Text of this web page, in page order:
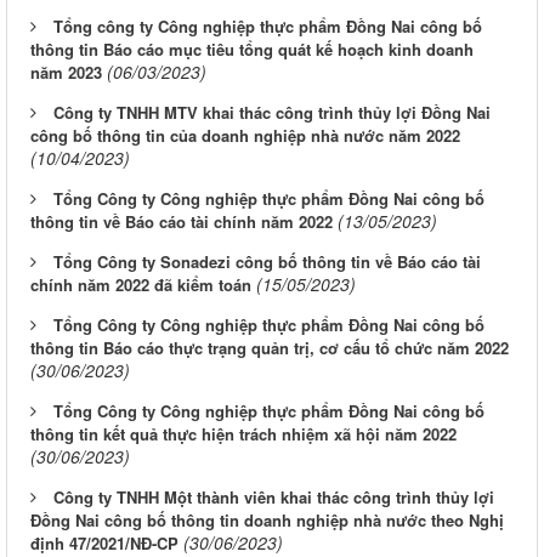
Tổng công ty Công nghiệp thực phẩm Đồng Nai công bố
thông tin Báo cáo mục tiêu tổng quát kế hoạch kinh doanh
năm 2023 (06/03/2023)
Công ty TNHH MTV khai thác công trình thủy lợi Đồng Nai
công bố thông tin của doanh nghiệp nhà nước năm 2022
(10/04/2023)
Tổng Công ty Công nghiệp thực phẩm Đồng Nai công bố
thông tin về Báo cáo tài chính năm 2022 (13/05/2023)
Tổng Công ty Sonadezi công bố thông tin về Báo cáo tài
chính năm 2022 đã kiểm toán (15/05/2023)
Tổng Công ty Công nghiệp thực phẩm Đồng Nai công bố
thông tin Báo cáo thực trạng quản trị, cơ cấu tổ chức năm 2022
(30/06/2023)
Tổng Công ty Công nghiệp thực phẩm Đồng Nai công bố
thông tin kết quả thực hiện trách nhiệm xã hội năm 2022
(30/06/2023)
Công ty TNHH Một thành viên khai thác công trình thủy lợi
Đồng Nai công bố thông tin doanh nghiệp nhà nước theo Nghị
định 47/2021/NĐ-CP (30/06/2023)